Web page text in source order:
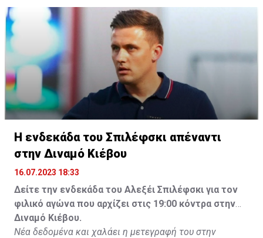
Η ενδεκάδα του Σπιλέφσκι απέναντι
στην Διναμό Κιέβου
16.07.2023 18:33
Δείτε την ενδεκάδα του Αλεξέι Σπιλέφσκι για τον
φιλικό αγώνα που αρχίζει στις 19:00 κόντρα στην
Διναμό Κιέβου.
Νέα δεδομένα και χαλάει η μετεγραφή του στην